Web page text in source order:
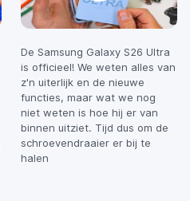
De Samsung Galaxy S26 Ultra
is officieel! We weten alles van
z'n uiterlijk en de nieuwe
functies, maar wat we nog
niet weten is hoe hij er van
binnen uitziet. Tijd dus om de
schroevendraaier er bij te
halen